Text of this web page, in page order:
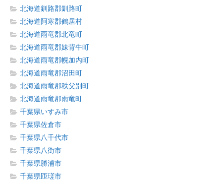
北海道釧路郡釧路町
北海道阿寒郡鶴居村
北海道雨竜郡北竜町
北海道雨竜郡妹背牛町
北海道雨竜郡幌加内町
北海道雨竜郡沼田町
北海道雨竜郡秩父別町
北海道雨竜郡雨竜町
千葉県いすみ市
千葉県佐倉市
千葉県八千代市
千葉県八街市
千葉県勝浦市
千葉県匝瑳市